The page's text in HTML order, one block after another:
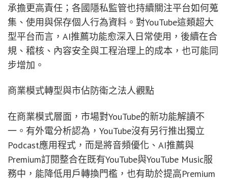
承擔更高責任；各國隱私監管也持續關注平台如何蒐
集、使用與保存個人行為資料。對YouTube這類超大
型平台而言，AI推薦功能愈深入日常使用，後續在合
規、稽核、內容安全與工程治理上的成本，也可能同
步增加。
商業模式轉型與市佔防衛之法人觀點
在商業模式層面，市場對YouTube的新功能解讀不
一。有外電分析認為，YouTube沒有另行推出獨立
Podcast應用程式，而是將音頻優化、AI推薦與
Premium訂閱整合在既有YouTube與YouTube Music服
務中，能降低用戶轉換門檻，也有助於提高Premium